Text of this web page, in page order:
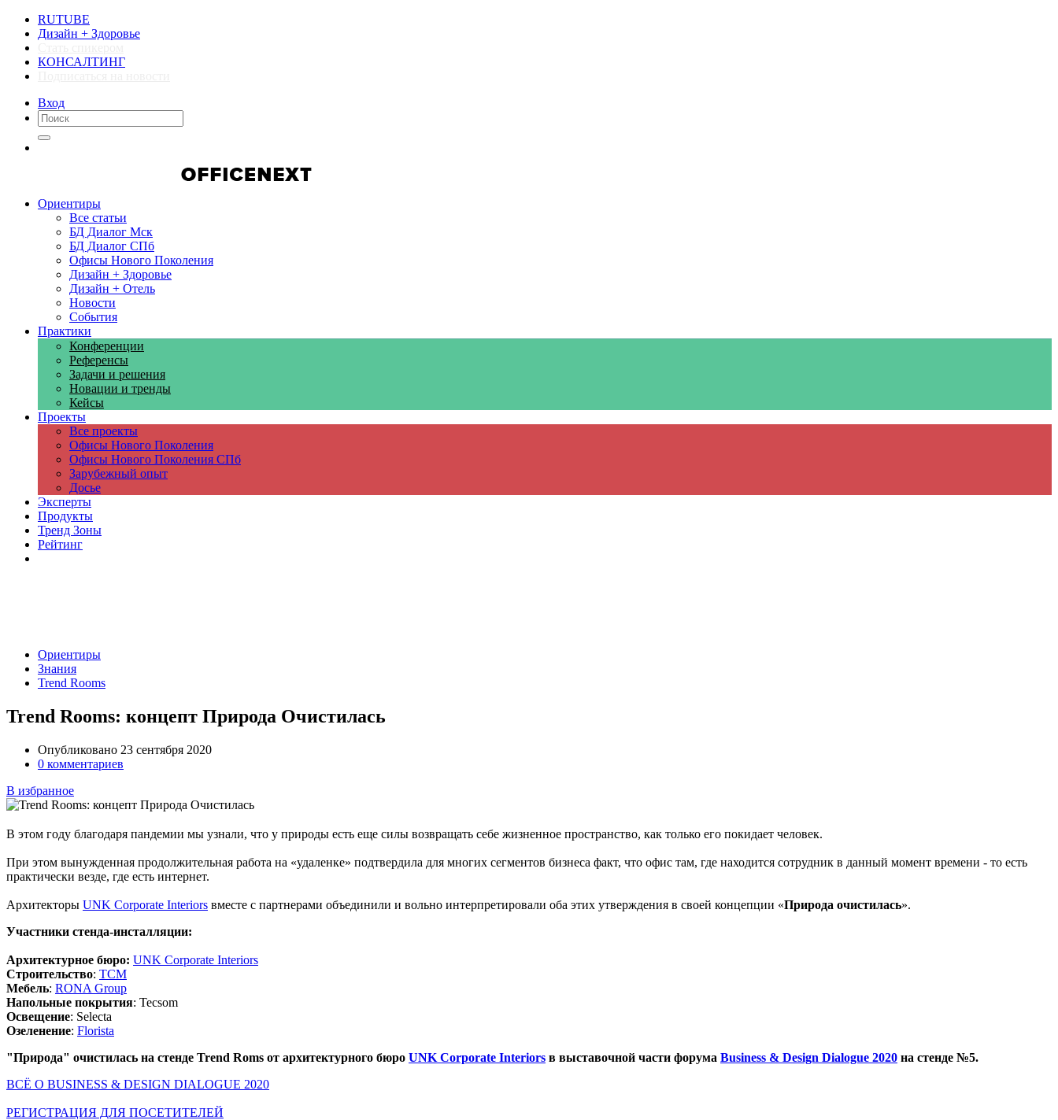
RUTUBE
Дизайн + Здоровье
КОНСАЛТИНГ
Вход
Ориентиры
Все статьи
БД Диалог Мск
БД Диалог СПб
Офисы Нового Поколения
Дизайн + Здоровье
Дизайн + Отель
Новости
События
Практики
Конференции
Референсы
Задачи и решения
Новации и тренды
Кейсы
Проекты
Все проекты
Офисы Нового Поколения
Офисы Нового Поколения СПб
Зарубежный опыт
Досье
Эксперты
Продукты
Тренд Зоны
Рейтинг
Ориентиры
Знания
Trend Rooms
Trend Rooms: концепт Природа Очистилась
Опубликовано 23 сентября 2020
0 комментариев
В избранное
В этом году благодаря пандемии мы узнали, что у природы есть еще силы возвращать себе жизненное пространство, как только его покидает человек.
При этом вынужденная продолжительная работа на «удаленке» подтвердила для многих сегментов бизнеса факт, что офис там, где находится сотрудник в данный момент времени - то есть
практически везде, где есть интернет.
Архитекторы UNK Corporate Interiors вместе с партнерами объединили и вольно интерпретировали оба этих утверждения в своей концепции «Природа очистилась».
Участники стенда-инсталляции:
Архитектурное бюро: UNK Corporate Interiors
Cтроительство: TCM
Мебель: RONA Group
Напольные покрытия: Tecsom
Освещение: Selecta
Озеленение: Florista
"Природа" очистилась на стенде Trend Roms от архитектурного бюро UNK Corporate Interiors в выставочной части форума Business & Design Dialogue 2020 на стенде №5.
ВСЁ О BUSINESS & DESIGN DIALOGUE 2020
РЕГИСТРАЦИЯ ДЛЯ ПОСЕТИТЕЛЕЙ